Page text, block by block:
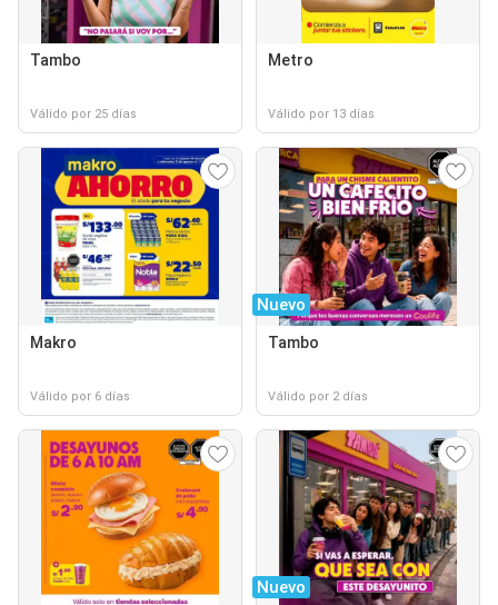
Tambo
Válido por 25 días
Metro
Válido por 13 días
Makro
Válido por 6 días
Nuevo
Tambo
Válido por 2 días
Nuevo